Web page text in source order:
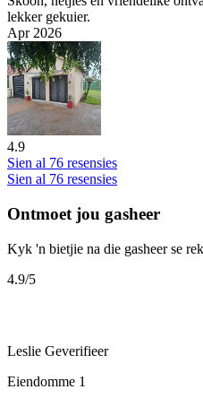
lekker gekuier.
Apr 2026
4.9
Sien al 76 resensies
Sien al 76 resensies
Ontmoet jou gasheer
Kyk 'n bietjie na die gasheer se
4.9/5
Leslie Geverifieer
Eiendomme 1